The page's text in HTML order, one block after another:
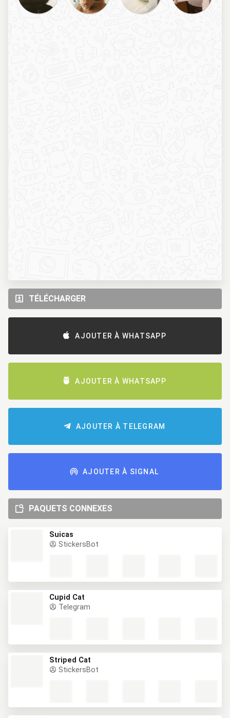
TÉLÉCHARGER
AJOUTER À WHATSAPP
AJOUTER À WHATSAPP
AJOUTER À TELEGRAM
AJOUTER À SIGNAL
PAQUETS CONNEXES
Suicas
StickersBot
Cupid Cat
Telegram
Striped Cat
StickersBot